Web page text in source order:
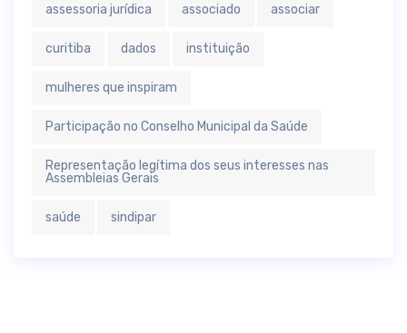
assessoria jurídica associado associar
curitiba dados instituição
mulheres que inspiram
Participação no Conselho Municipal da Saúde
Representação legítima dos seus interesses nas
Assembleias Gerais
saúde sindipar